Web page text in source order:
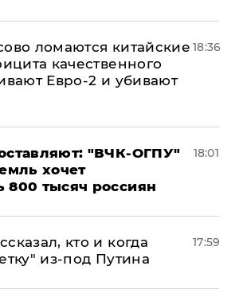
ломаются китайские
качественного
Евро-2 и убивают
18:36
"ВЧК-ОГПУ"
хочет
800 тысяч россиян
18:01
кто и когда
из-под Путина
17:59